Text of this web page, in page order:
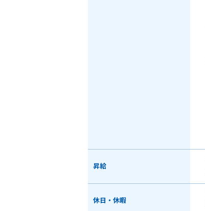
昇給
休日・休暇